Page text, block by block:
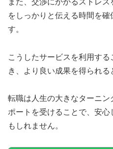
をしっかりと伝える時間を
す。
こうしたサービスを利用す
き、より良い成果を得られる
転職は人生の大きなターニ
ポートを受けることで、安
もしれません。